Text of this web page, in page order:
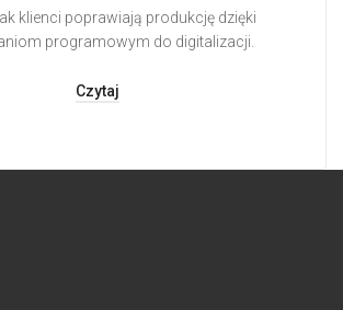
klienci poprawiają produkcję dzięki
programowym do digitalizacji.
Czytaj